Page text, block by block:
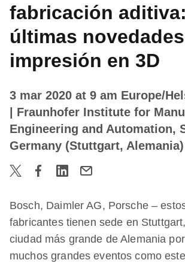
fabricación
últimas
impresión en 3D
3 mar 2020 at 9 am Europe/
| Fraunhofer Institute for
Engineering and Automation,
Germany (Stuttgart, Alemania)
Bosch, Daimler AG, Porsche –
fabricantes tienen sede en
ciudad más grande de Alemania
muchos grandes eventos como